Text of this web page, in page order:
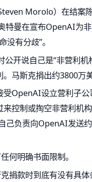
Morolo）在结案
特曼在宣布OpenAI为
有分歧”。
开说自己是“非营利机
马斯克捐出约3800万
OpenAI设立营利子
控制或掏空非营利机
己负责向OpenAI发送
何明确书面限制。
捐款时到底有没有具